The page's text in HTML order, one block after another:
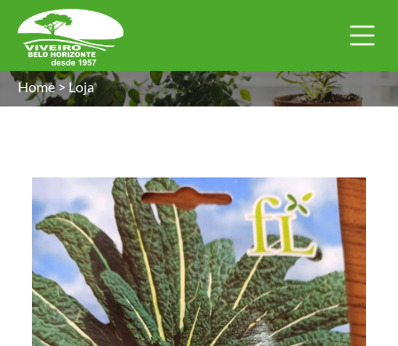
Home> Loja